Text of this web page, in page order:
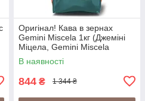
Оригінал! Кава в зернах
Gemini Miscela 1кг (Джеміні
Міцела, Gemini Miscela
Espresso), 60% арабіка/40%
робуста
В наявності
844 ₴ 1 344 ₴